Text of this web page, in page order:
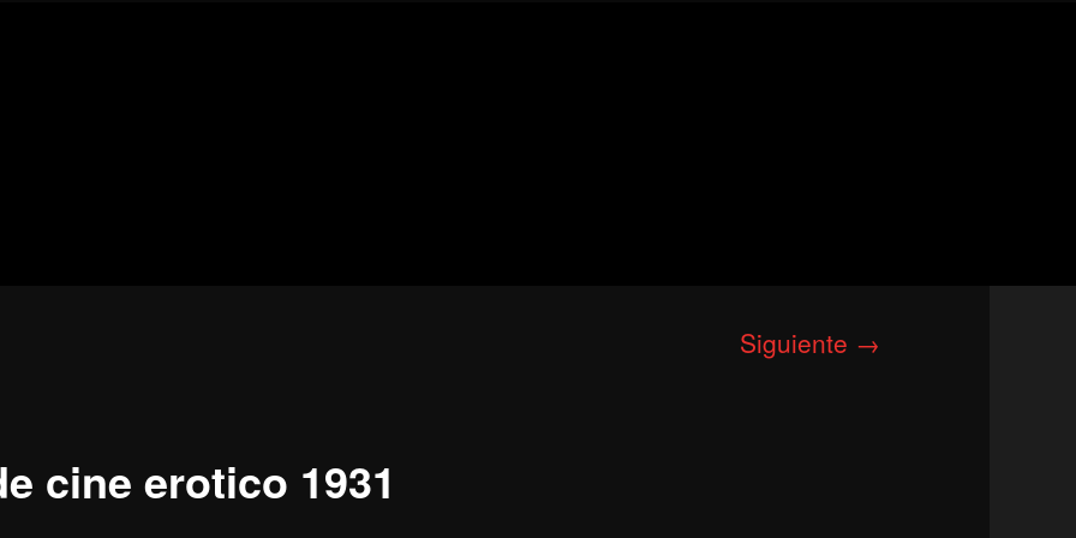
Siguiente →
cine erotico 1931